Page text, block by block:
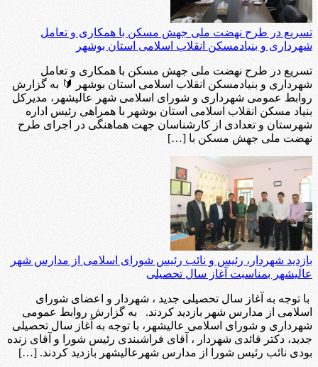
تسریع در طرح نهضت ملی جهش مسکن با همکاری و تعامل
شهرداری و بنیادمسکن انقلاب اسلامی استان بوشهر
تسریع در طرح نهضت ملی جهش مسکن با همکاری و تعامل
شهرداری و بنیادمسکن انقلاب اسلامی استان بوشهر 🔰 به گزارش
روابط عمومی شهرداری و شورای اسلامی شهر عالیشهر، مدیرکل
بنیاد مسکن انقلاب اسلامی استان بوشهر با همراهی رئیس اداره
شهرستان و تعدادی از کارشناسان جهت هماهنگی در اجرای طرح
نهضت ملی جهش مسکن با […]
بازدید شهردار، رئیس و نائب رئیس شورای اسلامی از مدارس شهر
عالیشهر بمناسبت آغاز سال تحصیلی
با توجه به آغاز سال تحصیلی جدید ، شهردار و اعضای شورای
اسلامی از مدارس شهر بازدید کردند. به گزارش روابط عمومی
شهرداری و شورای اسلامی عالیشهر، با توجه به آغاز سال تحصیلی
جدید، دکتر قائدی شهردار ، آقای فراشبندی رئیس شورا و آقای زنده
بودی نائب رئیس شورا از مدارس شهرعالیشهر بازدید کردند. […]